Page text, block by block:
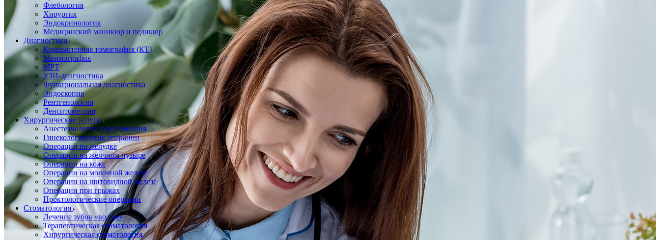
Флебология
Хирургия
Эндокринология
Медицинский маникюр и педикюр
Диагностика
Компьютерная томография (КТ)
Маммография
МРТ
УЗИ-диагностика
Функциональная диагностика
Эндоскопия
Рентгенология
Денситометрия
Хирургические услуги
Анестезиология и реанимация
Гинекологические операции
Операции на желудке
Операции на желчном пузыре
Операции на коже
Операции на молочной железе
Операции на щитовидной железе
Операции при грыжах
Проктологические операции
Стоматология
Лечение зубов «во сне»
Терапевтическая стоматология
Хирургическая стоматология